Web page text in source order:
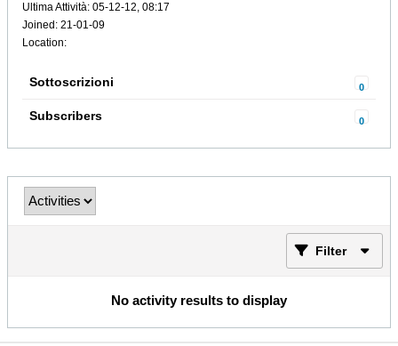
Ultima Attività: 05-12-12, 08:17
Joined: 21-01-09
Location:
Sottoscrizioni 0
Subscribers 0
Filter
No activity results to display